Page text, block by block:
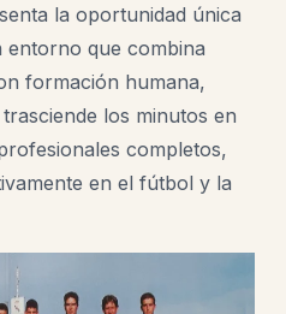
la oportunidad única
que combina
formación humana,
los minutos en
completos,
en el fútbol y la